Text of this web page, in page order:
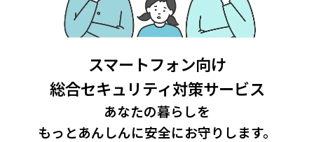
スマートフォン向け
総合セキュリティ対策サービス
あなたの暮らしを
もっとあんしんに安全にお守りします。